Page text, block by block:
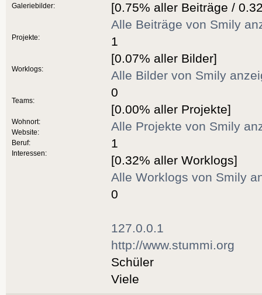
Galeriebilder:
Projekte:
Worklogs:
Teams:
Wohnort:
Website:
Beruf:
Interessen:
[0.75% aller Beiträge /
Alle Beiträge von Smily
1
[0.07% aller Bilder]
Alle Bilder von Smily
0
[0.00% aller Projekte]
Alle Projekte von Smily
1
[0.32% aller Worklogs]
Alle Worklogs von Smily
0
127.0.0.1
http://www.stummi.org
Schüler
Viele